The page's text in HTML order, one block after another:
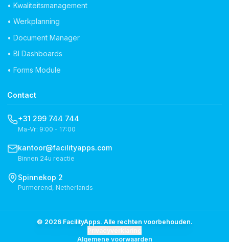
• Kwaliteitsmanagement
• Werkplanning
• Document Manager
• BI Dashboards
• Forms Module
Contact
+31 299 744 744
Ma-Vr: 9:00 - 17:00
kantoor@facilityapps.com
Binnen 24u reactie
Spinnekop 2
Purmerend, Netherlands
© 2026 FacilityApps. Alle rechten voorbehouden.
Algemene voorwaarden